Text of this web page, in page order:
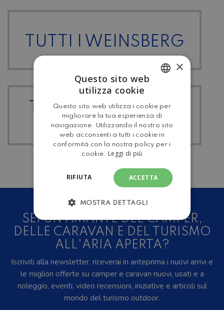
TUTTI I WEINSBERG
TUTTI I CARAVAN-
ROULOTTE
SEI UN AMANTE DEL CAMPER,
DELLE CARAVAN E DEL TURISMO
ALL'ARIA APERTA?
Iscriviti alla newsletter, riceverai in anteprima i nuovi arrivi e
le migliori offerte su camper e caravan nuovi, usati e a
noleggio, eventi, video recensioni, iniziative e articoli sul
mondo del turismo outdoor.
ENGLISH
×
Questo sito web
utilizza cookie
Questo sito web utilizza i cookie per
migliorare la tua esperienza di
navigazione. Utilizzando il nostro sito
web acconsenti a tutti i cookie in
conformità con la nostra policy per i
cookie.
Leggi di più
ACCETTA
RIFIUTA
MOSTRA DETTAGLI